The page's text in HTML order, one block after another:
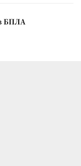
БПЛА